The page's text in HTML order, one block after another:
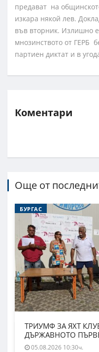
предават на
изкара някой лев.
във вторник. Излишно
мнозинството от ГЕРБ
партиен диктат и в
Коментари
Още от
БУРГАС
ТРИУМФ ЗА ЯХТ
ДЪРЖАВНОТО
05.08.2026 10:30ч.